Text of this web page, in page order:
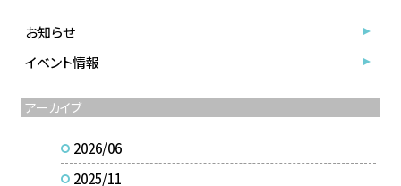
お知らせ
イベント情報
アーカイブ
2026/06
2025/11